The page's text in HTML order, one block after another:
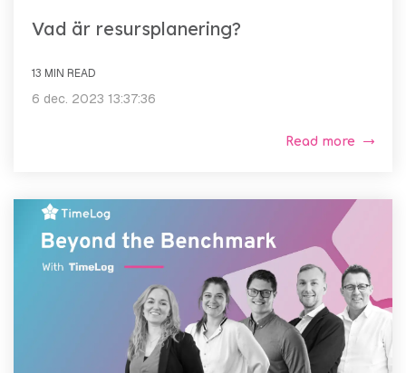
Vad är resursplanering?
13 MIN READ
6 dec. 2023 13:37:36
Read more